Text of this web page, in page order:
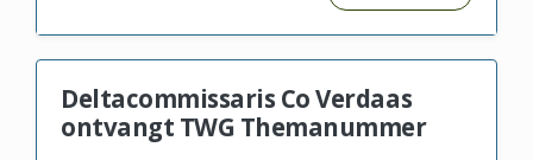
Deltacommissaris Co Verdaas
ontvangt TWG Themanummer